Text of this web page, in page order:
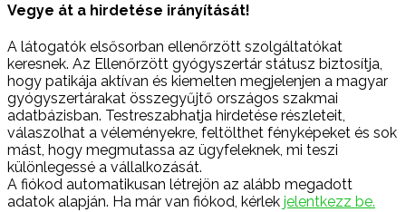
Vegye át a hirdetése irányítását!
A látogatók elsősorban ellenőrzött szolgáltatókat
keresnek. Az Ellenőrzött gyógyszertár státusz biztosítja,
hogy patikája aktívan és kiemelten megjelenjen a magyar
gyógyszertárakat összegyűjtő országos szakmai
adatbázisban. Testreszabhatja hirdetése részleteit,
válaszolhat a véleményekre, feltölthet fényképeket és sok
mást, hogy megmutassa az ügyfeleknek, mi teszi
különlegessé a vállalkozását.
A fiókod automatikusan létrejön az alább megadott
adatok alapján. Ha már van fiókod, kérlek jelentkezz be.